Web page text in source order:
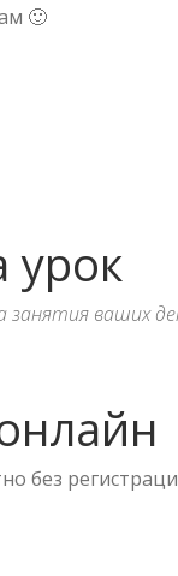
🙂
урок
занятия ваших
без